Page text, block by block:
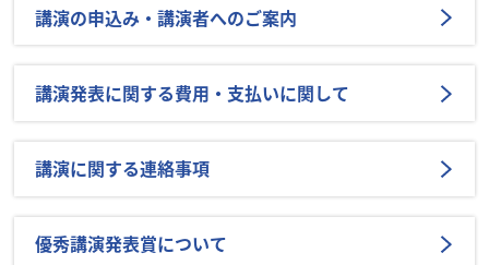
講演の申込み・講演者へのご案内
講演発表に関する費用・支払いに関して
講演に関する連絡事項
優秀講演発表賞について